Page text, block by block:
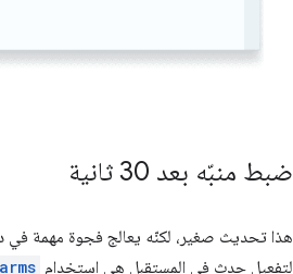
ضبط منبّه بعد 30 ثانية
هذا تحديث صغير، لكنّه يعالج فجوة مهمة في
لتفعيل حدث في المستقبل هي استخدام